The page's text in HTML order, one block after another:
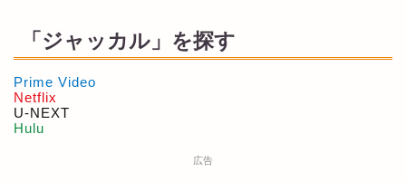
「ジャッカル」を探す
Prime Video
Netflix
U-NEXT
Hulu
広告